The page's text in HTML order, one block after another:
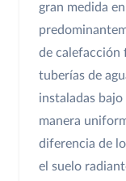
gran medida
de calefacción
tuberías de
instaladas
manera
diferencia de
el suelo